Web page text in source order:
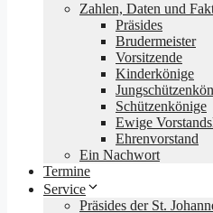
Zahlen, Daten und
Präsides
Brudermeister
Vorsitzende
Kinderkönige
Schützenkönige
Ewige
Ehrenvorstand
Ein Nachwort
Termine
Service
Präsides der St.